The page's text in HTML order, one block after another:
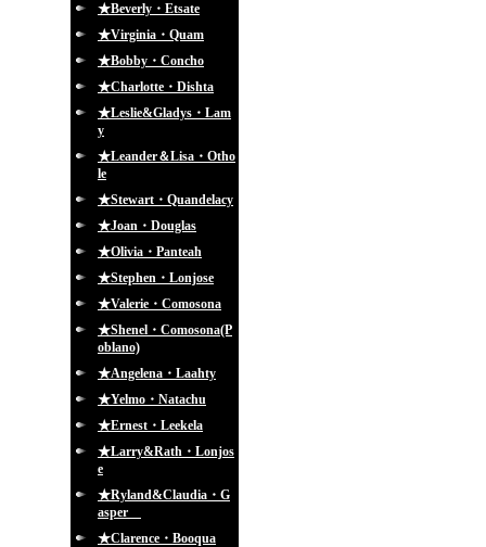
★Beverly・Etsate
★Virginia・Quam
★Bobby・Concho
★Charlotte・Dishta
★Leslie&Gladys・Lam
y
★Leander＆Lisa・Otho
le
★Stewart・Quandelacy
★Joan・Douglas
★Olivia・Panteah
★Stephen・Lonjose
★Valerie・Comosona
★Shenel・Comosona(P
oblano)
★Angelena・Laahty
★Yelmo・Natachu
★Ernest・Leekela
★Larry&Rath・Lonjos
e
★Ryland&Claudia・G
asper
★Clarence・Booqua